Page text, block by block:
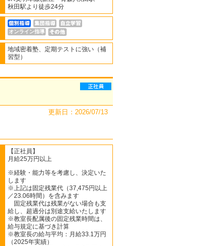
秋田駅より徒歩24分
オンライン指導
地域密着塾、定期テストに強い（補
習型）
更新日：2026/07/13
【正社員】
月給25万円以上
※経験・能力等を考慮し、決定いた
します
※上記は固定残業代（37,475円以上
／23.06時間）を含みます
固定残業代は残業がない場合も支
給し、超過分は別途支給いたします
※教室長配属後の固定残業時間は、
給与規定に基づき計算
※教室長の給与平均：月給33.1万円
（2025年実績）